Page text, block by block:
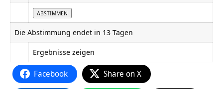
Die Abstimmung endet in 13 Tagen
Ergebnisse zeigen
Facebook Share on X